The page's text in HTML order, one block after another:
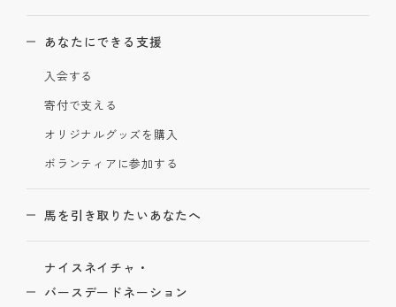
あなたにできる支援
入会する
寄付で支える
オリジナルグッズを購入
ボランティアに参加する
馬を引き取りたいあなたへ
ナイスネイチャ・
バースデードネーション